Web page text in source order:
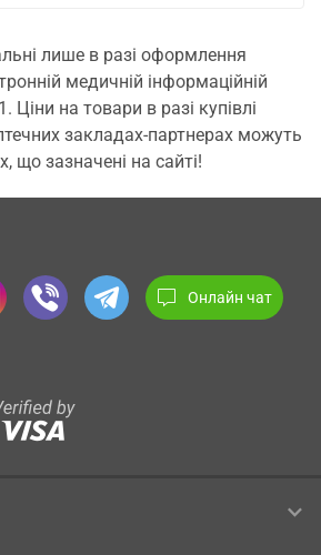
лише в разі оформлення
медичній інформаційній
Ціни на товари в разі купівлі
закладах-партнерах можуть
що зазначені на сайті!
Онлайн чат